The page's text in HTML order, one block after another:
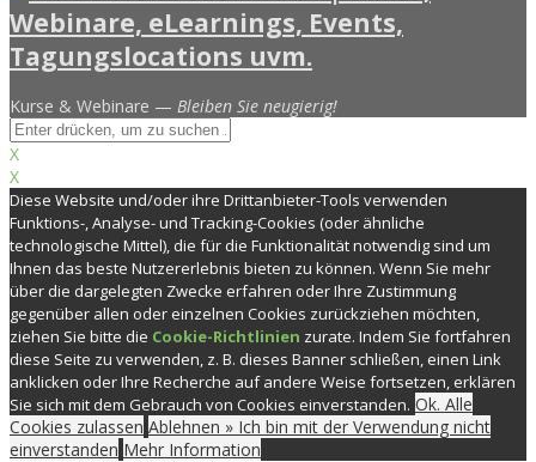
Kurse & Webinare — Bleiben Sie neugierig!
X
X
Diese Website und/oder ihre Drittanbieter-Tools verwenden
Funktions-, Analyse- und Tracking-Cookies (oder ähnliche
technologische Mittel), die für die Funktionalität notwendig sind um
Ihnen das beste Nutzererlebnis bieten zu können. Wenn Sie mehr
über die dargelegten Zwecke erfahren oder Ihre Zustimmung
gegenüber allen oder einzelnen Cookies zurückziehen möchten,
ziehen Sie bitte die Cookie-Richtlinien zurate. Indem Sie fortfahren
diese Seite zu verwenden, z. B. dieses Banner schließen, einen Link
anklicken oder Ihre Recherche auf andere Weise fortsetzen, erklären
Sie sich mit dem Gebrauch von Cookies einverstanden. Ok. Alle
Cookies zulassen Ablehnen » Ich bin mit der Verwendung nicht
einverstanden Mehr Information